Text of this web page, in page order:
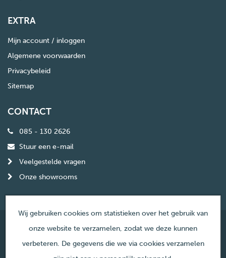
EXTRA
Mijn account / inloggen
Algemene voorwaarden
Privacybeleid
Sitemap
CONTACT
085 - 130 2626
Stuur een e-mail
Veelgestelde vragen
Onze showrooms
© Copyright Haardencentrum Nederland
Wij gebruiken cookies om statistieken over het gebruik van
onze website te verzamelen, zodat we deze kunnen
verbeteren. De gegevens die we via cookies verzamelen